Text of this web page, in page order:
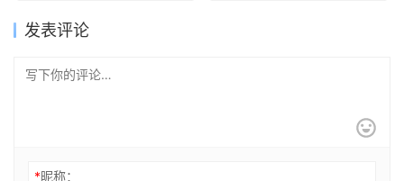
发表评论
*昵称：